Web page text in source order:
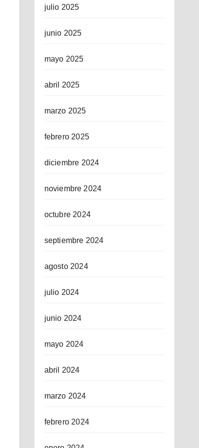
julio 2025
junio 2025
mayo 2025
abril 2025
marzo 2025
febrero 2025
diciembre 2024
noviembre 2024
octubre 2024
septiembre 2024
agosto 2024
julio 2024
junio 2024
mayo 2024
abril 2024
marzo 2024
febrero 2024